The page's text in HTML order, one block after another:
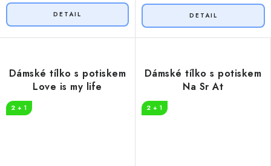
Dámské tílko s potiskem
Love is my life
2 + 1
Dámské tílko s potiskem
Na Sr At
2 + 1